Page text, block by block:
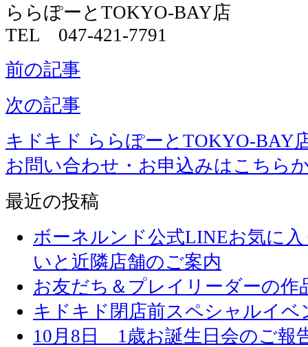
ららぽーとTOKYO-BAY店
TEL 047-421-7791
前の記事
次の記事
キドキド ららぽーとTOKYO-BAY
お問い合わせ・お申込みはこちら
最近の投稿
ボーネルンド公式LINEお気に
いと近隣店舗のご案内
お友だち＆プレイリーダーの作
キドキド閉店前スペシャルイベ
10月8日 1歳お誕生日会のご報